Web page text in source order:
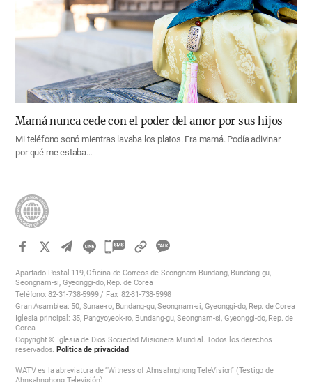
Mamá nunca cede con el poder del amor por sus hijos
Mi teléfono sonó mientras lavaba los platos. Era mamá. Podía adivinar
por qué me estaba…
카
오
톡
공
하
Apartado Postal 119, Oficina de Correos de Seongnam Bundang, Bundang-gu,
Seongnam-si, Gyeonggi-do, Rep. de Corea
Teléfono: 82-31-738-5999 / Fax: 82-31-738-5998
Gran Asamblea: 50, Sunae-ro, Bundang-gu, Seongnam-si, Gyeonggi-do, Rep. de Corea
Iglesia principal: 35, Pangyoyeok-ro, Bundang-gu, Seongnam-si, Gyeonggi-do, Rep. de
Corea
Copyright © Iglesia de Dios Sociedad Misionera Mundial. Todos los derechos
reservados. Política de privacidad
WATV es la abreviatura de “Witness of Ahnsahnghong TeleVision” (Testigo de